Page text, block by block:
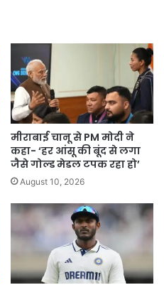
मीराबाई चानू से PM मोदी ने
कहा- ‘हर आंसू की बूंद से लगा
जैसे गोल्ड मेडल टपक रहा हो’
August 10, 2026